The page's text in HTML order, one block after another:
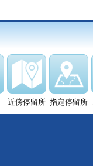
近傍停留所 指定停留所